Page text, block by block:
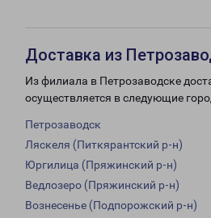
Доставка из
Из филиала в Петрозаводске
осуществляется в следующие
Петрозаводск
Ляскеля (Питкярантский р-н)
Юргилица (Пряжинский р-н)
Ведлозеро (Пряжинский р-н)
Вознесенье (Подпорожский р-н)